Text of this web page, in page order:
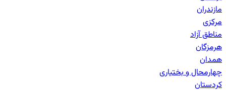
مازندران
مرکزی
مناطق آزاد
هرمزگان
همدان
چهارمحال و بختیاری
کردستان